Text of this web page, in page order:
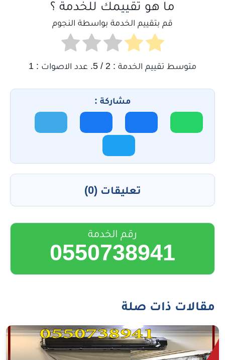
ما هو تقييمك للخدمة ؟
قم بتقييم الخدمة بواسطة النجوم
متوسط تقييم الخدمة : 2 / 5. عدد الاصوات : 1
مشاركة :
تعليقات (0)
رقم الخدمة
0550738941
مقالات ذات صلة